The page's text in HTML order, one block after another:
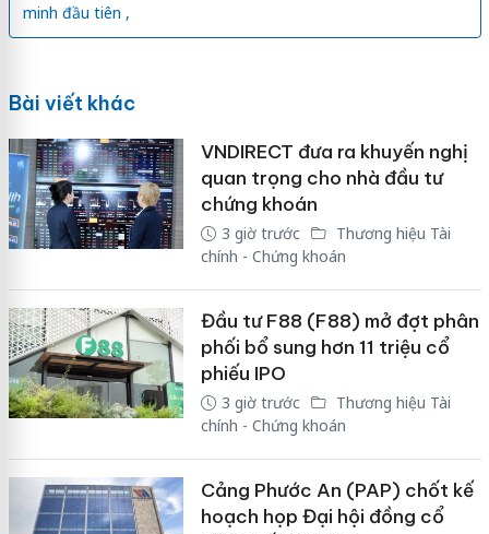
minh đầu tiên ,
Bài viết khác
VNDIRECT đưa ra khuyến nghị
quan trọng cho nhà đầu tư
chứng khoán
3 giờ trước
Thương hiệu Tài
chính - Chứng khoán
Đầu tư F88 (F88) mở đợt phân
phối bổ sung hơn 11 triệu cổ
phiếu IPO
3 giờ trước
Thương hiệu Tài
chính - Chứng khoán
Cảng Phước An (PAP) chốt kế
hoạch họp Đại hội đồng cổ